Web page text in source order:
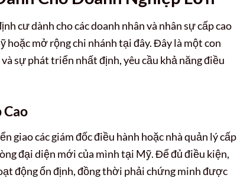
cư dành cho các doanh nhân và nhân sự cấp cao
hoặc mở rộng chi nhánh tại đây. Đây là một con
sự phát triển nhất định, yêu cầu khả năng điều
Cao
giao các giám đốc điều hành hoặc nhà quản lý cấp
đại diện mới của mình tại Mỹ. Để đủ điều kiện,
động ổn định, đồng thời phải chứng minh được